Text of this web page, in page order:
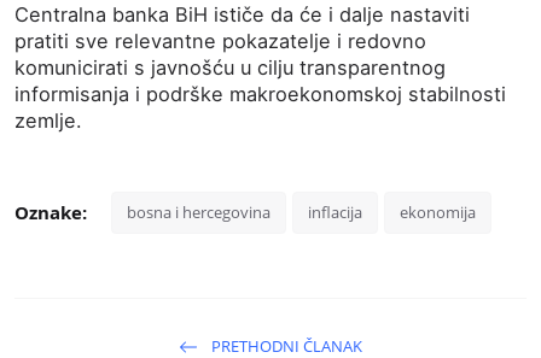
Centralna banka BiH ističe da će i dalje nastaviti
pratiti sve relevantne pokazatelje i redovno
komunicirati s javnošću u cilju transparentnog
informisanja i podrške makroekonomskoj stabilnosti
zemlje.
Oznake: bosna i hercegovina inflacija ekonomija
PRETHODNI ČLANAK